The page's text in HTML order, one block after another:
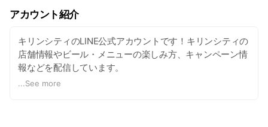
アカウント紹介
キリンシティのLINE公式アカウントです！キリンシティの
店舗情報やビール・メニューの楽しみ方、キャンペーン情
報などを配信しています。
お友だち登録は、20歳以上の方限定です。20歳未満の方
...See more